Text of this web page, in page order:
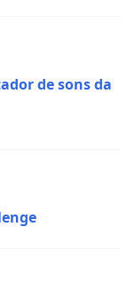
de sons da